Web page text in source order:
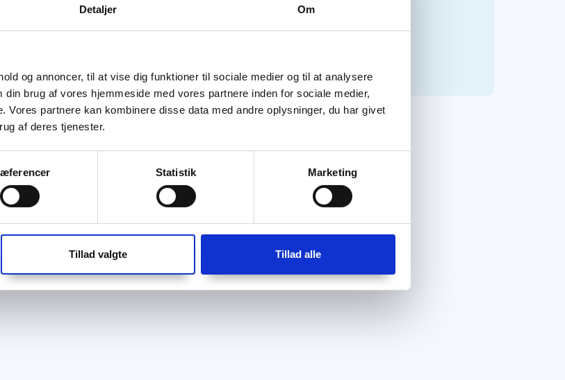
Detaljer Om
og annoncer, til at vise dig funktioner til sociale medier og til at analysere
brug af vores hjemmeside med vores partnere inden for sociale medier,
Vores partnere kan kombinere disse data med andre oplysninger, du har givet
af deres tjenester.
Statistik Marketing
Tillad valgte Tillad alle